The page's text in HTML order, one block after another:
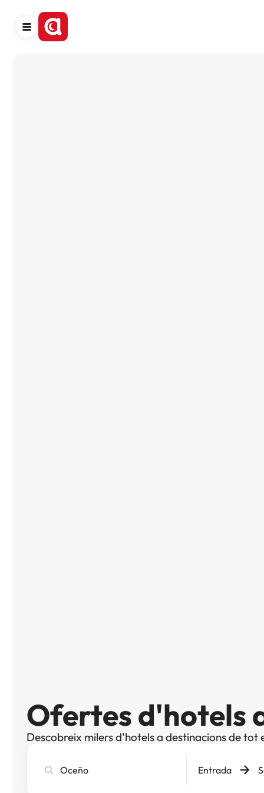
Ofertes d'hotels
Descobreix milers d'hotels a destinacions de tot
ciutat,
Entrada